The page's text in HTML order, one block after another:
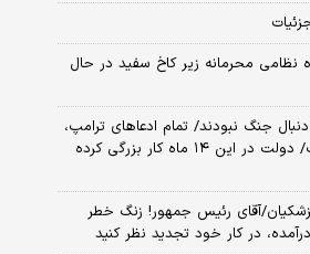
نظامی محرمانه زیر کاخ سفید در حال
جنگ نبودند/ تمام ادعاهای ترامپ،
حرف‌های توخالی و بلوف است/ دولت در این ۱۴ ماه کار بزرگی کرده
آقای رئیس جمهور! زنگ خطر
در کار خود تجدید نظر کنید